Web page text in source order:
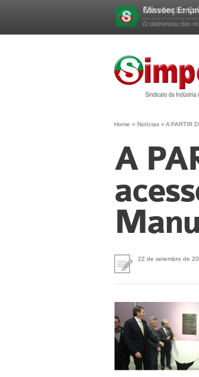
Missões
O diferencial das
Home » Notícias » A PARTIR
A
22 de setembro de